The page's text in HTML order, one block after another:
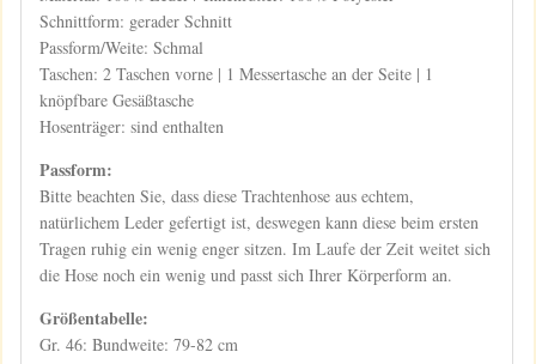
Schnittform: gerader Schnitt
Passform/Weite: Schmal
Taschen: 2 Taschen vorne | 1 Messertasche an der Seite | 1
knöpfbare Gesäßtasche
Hosenträger: sind enthalten
Passform:
Bitte beachten Sie, dass diese Trachtenhose aus echtem,
natürlichem Leder gefertigt ist, deswegen kann diese beim ersten
Tragen ruhig ein wenig enger sitzen. Im Laufe der Zeit weitet sich
die Hose noch ein wenig und passt sich Ihrer Körperform an.
Größentabelle:
Gr. 46: Bundweite: 79-82 cm